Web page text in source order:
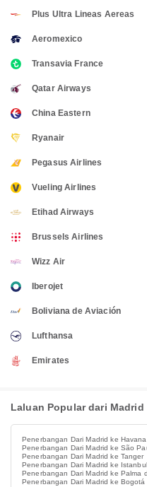
Plus Ultra Lineas Aereas
Aeromexico
Transavia France
Qatar Airways
China Eastern
Ryanair
Pegasus Airlines
Vueling Airlines
Etihad Airways
Brussels Airlines
Wizz Air
Iberojet
Boliviana de Aviación
Lufthansa
Emirates
Laluan Popular dari Madrid
Penerbangan Dari Madrid ke Havana
Penerbangan Dari Madrid ke São
Penerbangan Dari Madrid ke Tanger
Penerbangan Dari Madrid ke Istanbul
Penerbangan Dari Madrid ke Palma
Penerbangan Dari Madrid ke Bogotá